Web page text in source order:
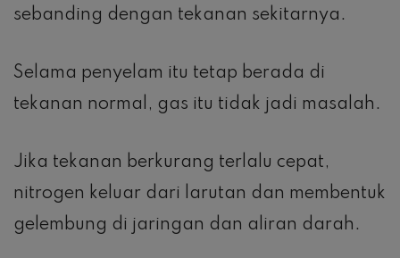
sebanding dengan tekanan sekitarnya.
Selama penyelam itu tetap berada di
tekanan normal, gas itu tidak jadi masalah.
Jika tekanan berkurang terlalu cepat,
nitrogen keluar dari larutan dan membentuk
gelembung di jaringan dan aliran darah.